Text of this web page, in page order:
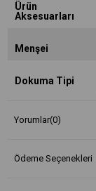
Ürün
Aksesuarları
Menşei
Dokuma Tipi
Yorumlar(0)
Ödeme Seçenekleri